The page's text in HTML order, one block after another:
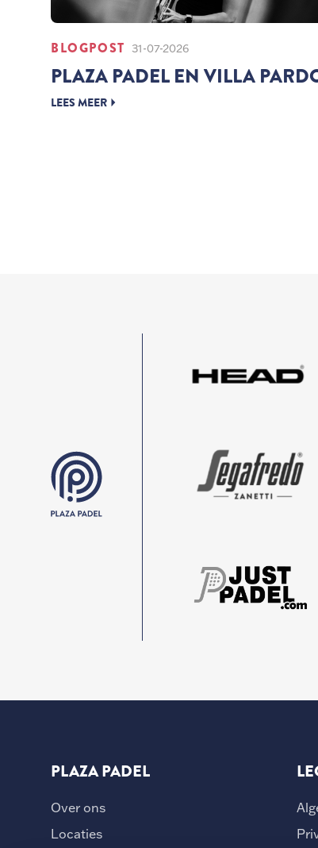
BLOGPOST 31-07-2026
PLAZA PADEL EN VILLA
LEES MEER
PLAZA PADEL
Over ons
Locaties